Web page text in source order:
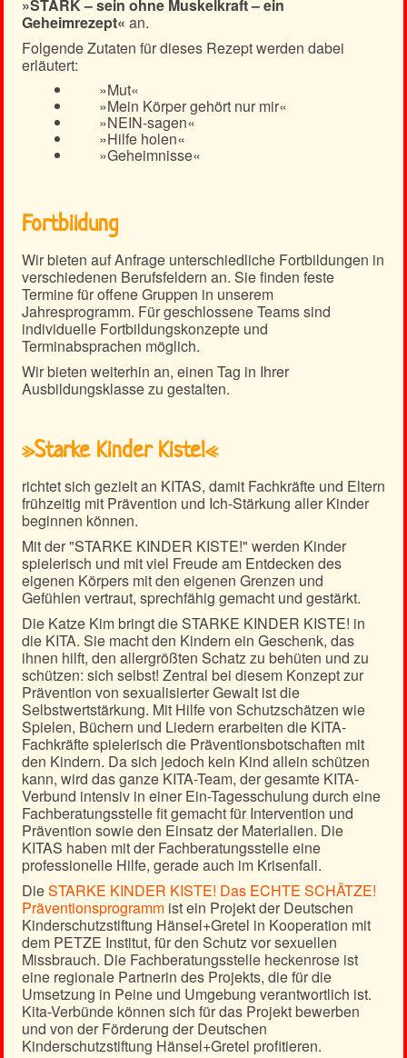
»STARK – sein ohne Muskelkraft – ein
Geheimrezept« an.
Folgende Zutaten für dieses Rezept werden dabei
erläutert:
»Mut«
»Mein Körper gehört nur mir«
»NEIN-sagen«
»Hilfe holen«
»Geheimnisse«
Fortbildung
Wir bieten auf Anfrage unterschiedliche Fortbildungen in
verschiedenen Berufsfeldern an. Sie finden feste
Termine für offene Gruppen in unserem
Jahresprogramm. Für geschlossene Teams sind
individuelle Fortbildungskonzepte und
Terminabsprachen möglich.
Wir bieten weiterhin an, einen Tag in Ihrer
Ausbildungsklasse zu gestalten.
»Starke Kinder Kiste!«
richtet sich gezielt an KITAS, damit Fachkräfte und Eltern
frühzeitig mit Prävention und Ich-Stärkung aller Kinder
beginnen können.
Mit der "STARKE KINDER KISTE!" werden Kinder
spielerisch und mit viel Freude am Entdecken des
eigenen Körpers mit den eigenen Grenzen und
Gefühlen vertraut, sprechfähig gemacht und gestärkt.
Die Katze Kim bringt die STARKE KINDER KISTE! in
die KITA. Sie macht den Kindern ein Geschenk, das
ihnen hilft, den allergrößten Schatz zu behüten und zu
schützen: sich selbst! Zentral bei diesem Konzept zur
Prävention von sexualisierter Gewalt ist die
Selbstwertstärkung. Mit Hilfe von Schutzschätzen wie
Spielen, Büchern und Liedern erarbeiten die KITA-
Fachkräfte spielerisch die Präventionsbotschaften mit
den Kindern. Da sich jedoch kein Kind allein schützen
kann, wird das ganze KITA-Team, der gesamte KITA-
Verbund intensiv in einer Ein-Tagesschulung durch eine
Fachberatungsstelle fit gemacht für Intervention und
Prävention sowie den Einsatz der Materialien. Die
KITAS haben mit der Fachberatungsstelle eine
professionelle Hilfe, gerade auch im Krisenfall.
DieSTARKE KINDER KISTE! Das ECHTE SCHÄTZE!
Präventionsprogramm ist ein Projekt der Deutschen
Kinderschutzstiftung Hänsel+Gretel in Kooperation mit
dem PETZE Institut, für den Schutz vor sexuellen
Missbrauch. Die Fachberatungsstelle heckenrose ist
eine regionale Partnerin des Projekts, die für die
Umsetzung in Peine und Umgebung verantwortlich ist.
Kita-Verbünde können sich für das Projekt bewerben
und von der Förderung der Deutschen
Kinderschutzstiftung Hänsel+Gretel profitieren.